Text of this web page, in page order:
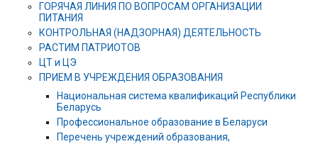
ГОРЯЧАЯ ЛИНИЯ ПО ВОПРОСАМ ОРГАНИЗАЦИИ
ПИТАНИЯ
КОНТРОЛЬНАЯ (НАДЗОРНАЯ) ДЕЯТЕЛЬНОСТЬ
РАСТИМ ПАТРИОТОВ
ЦТ и ЦЭ
ПРИЕМ В УЧРЕЖДЕНИЯ ОБРАЗОВАНИЯ
Национальная система квалификаций Республики
Беларусь
Профессиональное образование в Беларуси
Перечень учреждений образования,